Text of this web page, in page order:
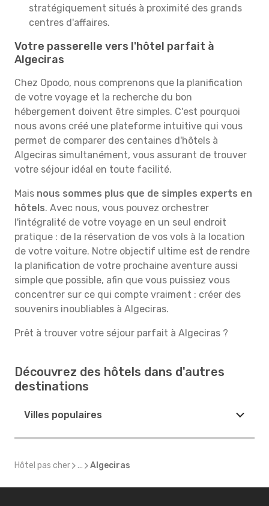
stratégiquement situés à proximité des grands
centres d'affaires.
Votre passerelle vers l'hôtel parfait à
Algeciras
Chez Opodo, nous comprenons que la planification
de votre voyage et la recherche du bon
hébergement doivent être simples. C'est pourquoi
nous avons créé une plateforme intuitive qui vous
permet de comparer des centaines d'hôtels à
Algeciras simultanément, vous assurant de trouver
votre séjour idéal en toute facilité.
Mais nous sommes plus que de simples experts en
hôtels. Avec nous, vous pouvez orchestrer
l'intégralité de votre voyage en un seul endroit
pratique : de la réservation de vos vols à la location
de votre voiture. Notre objectif ultime est de rendre
la planification de votre prochaine aventure aussi
simple que possible, afin que vous puissiez vous
concentrer sur ce qui compte vraiment : créer des
souvenirs inoubliables à Algeciras.
Prêt à trouver votre séjour parfait à Algeciras ?
Découvrez des hôtels dans d'autres
destinations
Villes populaires
Hôtel pas cher ... Algeciras